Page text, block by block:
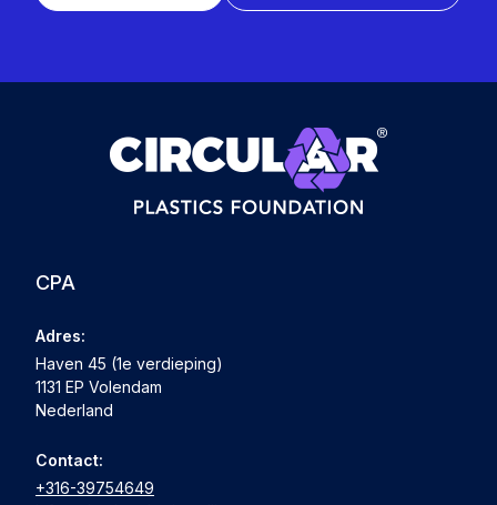
CPA
Adres:
Haven 45 (1e verdieping)
1131 EP Volendam
Nederland
Contact:
+316-39754649